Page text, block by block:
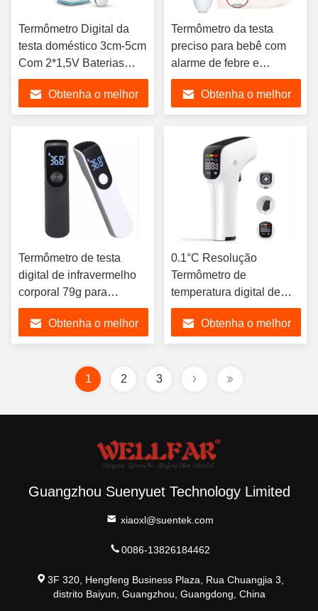
Termômetro Digital da
testa doméstico 3cm-5cm
Com 2*1,5V Baterias
AAA
Obtenha o melhor
Termômetro da testa
preciso para bebê com
alarme de febre e
desligamento automático
Obtenha o melhor
Termômetro de testa
digital de infravermelho
corporal 79g para
medição precisa
Obtenha o melhor
0.1°C Resolução
Termômetro de
temperatura digital de
mão 3VDC
Obtenha o melhor
1 2 3
Guangzhou Suenyuet Technology Limited
xiaoxl@suentek.com
0086-13826184462
3F 320, Hengfeng Business Plaza, Rua Chuangjia 3,
distrito Baiyun, Guangzhou, Guangdong, China